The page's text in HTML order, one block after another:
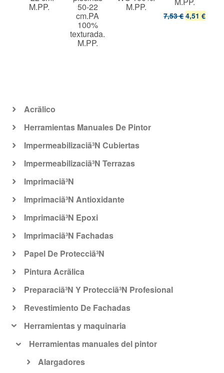
M.PP. 50-22
cm.PA
100%
texturada.
M.PP.
M.PP.
7,53 € 4,51 €
Acrã­lico
Herramientas Manuales De Pintor
Impermeabilizaciã³N Cubiertas
Impermeabilizaciã³N Terrazas
Imprimaciã³N
Imprimaciã³N Antioxidante
Imprimaciã³N Epoxi
Imprimaciã³N Fachadas
Papel De Protecciã³N
Pintura Acrã­lica
Preparaciã³N Y Protecciã³N Profesional
Revestimiento De Fachadas
Herramientas y maquinaria
Herramientas manuales del pintor
Alargadores